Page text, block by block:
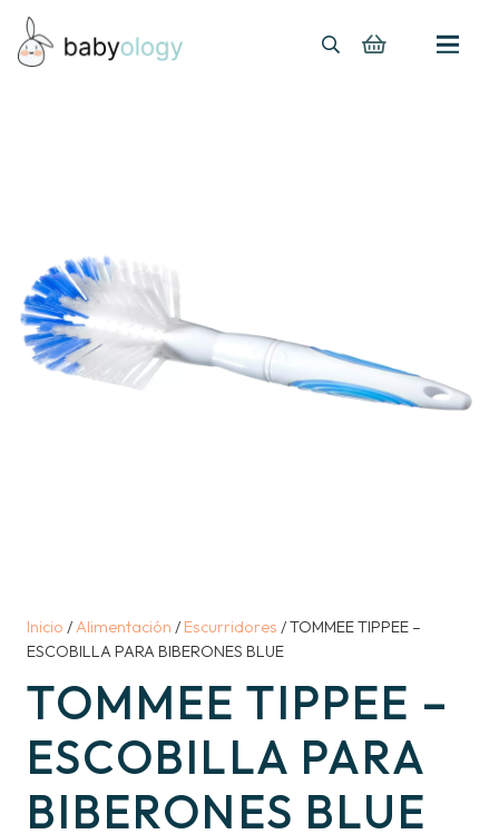
Inicio /Alimentación / Escurridores / TOMMEE TIPPEE –
ESCOBILLA PARA BIBERONES BLUE
TOMMEE TIPPEE –
ESCOBILLA PARA
BIBERONES BLUE